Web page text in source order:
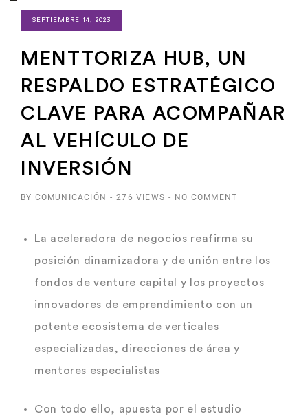
SEPTIEMBRE 14, 2023
MENTTORIZA HUB, UN
RESPALDO ESTRATÉGICO
CLAVE PARA ACOMPAÑAR
AL VEHÍCULO DE
INVERSIÓN
BY COMUNICACIÓN - 276 VIEWS - NO COMMENT
La aceleradora de negocios reafirma su
posición dinamizadora y de unión entre los
fondos de venture capital y los proyectos
innovadores de emprendimiento con un
potente ecosistema de verticales
especializadas, direcciones de área y
mentores especialistas
Con todo ello, apuesta por el estudio